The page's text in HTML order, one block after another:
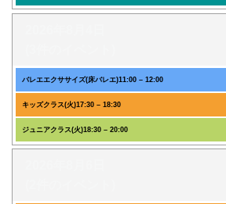
バレエエクササイズ(床バレエ)11:00 – 12:00
キッズクラス(火)17:30 – 18:30
ジュニアクラス(火)18:30 – 20:00